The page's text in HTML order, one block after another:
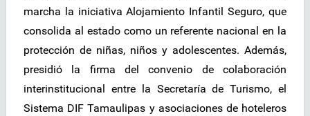
marcha la iniciativa Alojamiento Infantil Seguro, que
consolida al estado como un referente nacional en la
protección de niñas, niños y adolescentes. Además,
presidió la firma del convenio de colaboración
interinstitucional entre la Secretaría de Turismo, el
Sistema DIF Tamaulipas y asociaciones de hoteleros